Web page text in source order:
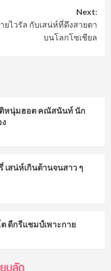
Next:
ไวรัล กับเสน่ห์ที่ดึงสายตา
บนโลกโซเชียล
ติหนุ่มฮอต คณัสนันท์ นัก
สน่ห์เกินต้านจนสาว ๆ
ดีกรีแชมป์เพาะกาย